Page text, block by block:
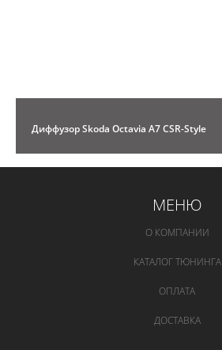
Диффузор Skoda Octavia A7 CSR-Style
МЕНЮ
О КОМПАНИИ
КАТАЛОГ ТЮНИНГА
ОПЛАТА
ДОСТАВКА